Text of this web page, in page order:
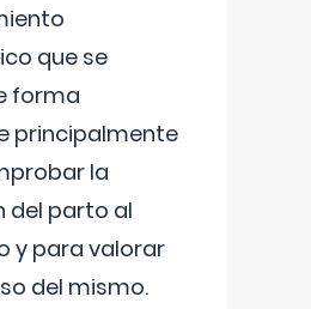
que se
forma
principalmente
la
del parto al
y para valorar
del mismo.